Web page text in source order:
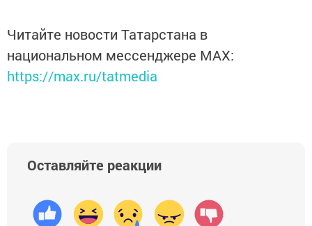
Читайте новости Татарстана в
национальном мессенджере MАХ:
https://max.ru/tatmedia
Оставляйте реакции